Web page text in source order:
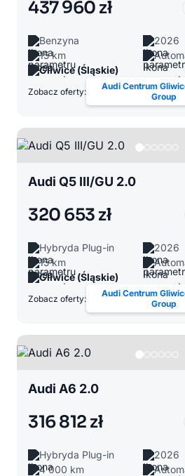
437 960 zł
Benzyna
2026
15 km
Gliwice (Śląskie)
Zobacz oferty:
Audi Centrum
Group
Audi Q5 III/GU 2.0
320 653 zł
Hybryda Plug-in
2026
15 km
Gliwice (Śląskie)
Zobacz oferty:
Audi Centrum
Group
Audi A6 2.0
316 812 zł
Hybryda Plug-in
2026
4 000 km